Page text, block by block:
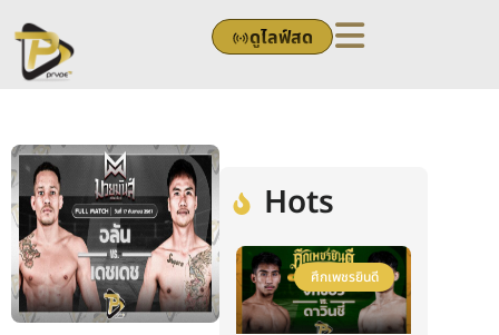
to
content
ดูไลฟ์สด
Hots
ศึกเพชรยินดี